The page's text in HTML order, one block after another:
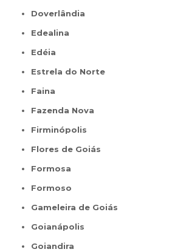
Doverlândia
Edealina
Edéia
Estrela do Norte
Faina
Fazenda Nova
Firminópolis
Flores de Goiás
Formosa
Formoso
Gameleira de Goiás
Goianápolis
Goiandira